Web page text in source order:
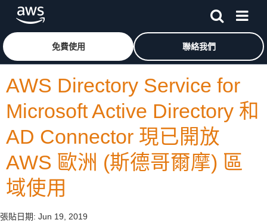
跳至主要內容按一下這裡可返回 Amazon Web Services 首頁
免費使用 聯絡我們
AWS Directory Service for
Microsoft Active Directory 和
AD Connector 現已開放
AWS 歐洲 (斯德哥爾摩) 區
域使用
張貼日期: Jun 19, 2019